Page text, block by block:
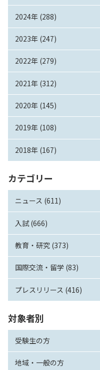
2024年 (288)
2023年 (247)
2022年 (279)
2021年 (312)
2020年 (145)
2019年 (108)
2018年 (167)
カテゴリー
ニュース (611)
入試 (666)
教育・研究 (373)
国際交流・留学 (83)
プレスリリース (416)
対象者別
受験生の方
地域・一般の方